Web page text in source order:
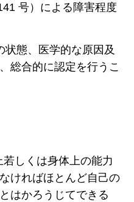
号）による障害程度
状態、医学的な原因及
総合的に認定を行うこ
しくは身体上の能力
ければほとんど自己の
はかろうじてできる